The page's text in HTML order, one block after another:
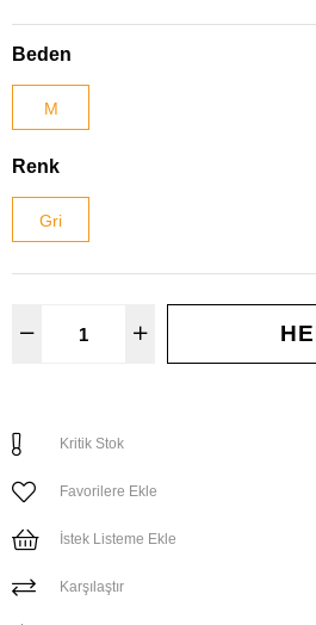
Beden
M
Renk
Gri
Kritik Stok
Favorilere Ekle
İstek Listeme Ekle
Karşılaştır